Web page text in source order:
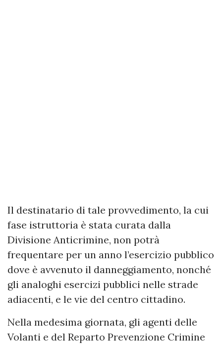
Il destinatario di tale provvedimento, la cui
fase istruttoria è stata curata dalla
Divisione Anticrimine, non potrà
frequentare per un anno l’esercizio pubblico
dove è avvenuto il danneggiamento, nonché
gli analoghi esercizi pubblici nelle strade
adiacenti, e le vie del centro cittadino.
Nella medesima giornata, gli agenti delle
Volanti e del Reparto Prevenzione Crimine